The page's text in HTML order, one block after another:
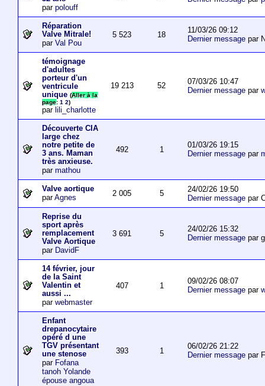
par polouff
Réparation
Valve Mitrale!
par Val Pou
5 523 18
11/03/26 09:12
Dernier messagepar
témoignage
d'adultes
porteur d'un
ventricule
unique (Aller à la
page: 1 2)
par lili_charlotte
19 213 52
07/03/26 10:47
Dernier messagepar
Découverte CIA
large chez
notre petite de
3 ans. Maman
très anxieuse.
par mathou
492 1
01/03/26 19:15
Dernier messagepar
Valve aortique
parAgnes 2 005 5
24/02/26 19:50
Dernier messagepar
Reprise du
sport après
remplacement
Valve Aortique
par DavidF
3 691 5
24/02/26 15:32
Dernier messagepar
14 février, jour
de la Saint
Valentin et
aussi ...
par webmaster
407 1
09/02/26 08:07
Dernier messagepar
Enfant
drepanocytaire
opéré d une
TGV présentant
une stenose
par Fofana
tanoh Yolande
épouse angoua
393 1
06/02/26 21:22
Dernier messagepar